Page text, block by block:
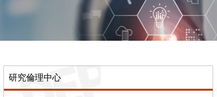
研究倫理中心